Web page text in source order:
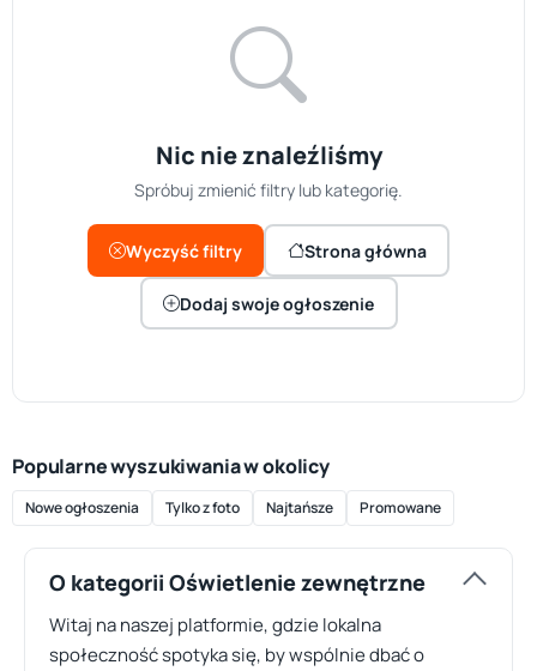
Nic nie znaleźliśmy
Spróbuj zmienić filtry lub kategorię.
Wyczyść filtry Strona główna
Dodaj swoje ogłoszenie
Popularne wyszukiwania w okolicy
Nowe ogłoszenia Tylko z foto Najtańsze Promowane
O kategorii Oświetlenie zewnętrzne
Witaj na naszej platformie, gdzie lokalna
społeczność spotyka się, by wspólnie dbać o